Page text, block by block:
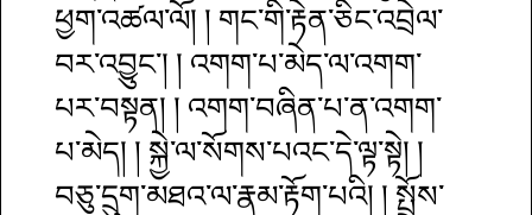
ཕྱག་འཚལ་ལོ། ། གང་གི་རྟེན་ཅིང་འབྲེལ་
བར་འབྱུང་། ། འགག་པ་མེད་ལ་འགག་
པར་བསྟན། ། འགག་བཞིན་པ་ན་འགག་
པ་མེད། ། སྐྱེ་ལ་སོགས་པའང་དེ་ལྟ་སྟེ། །
བཅུ་དྲུག་མཐའ་ལ་རྣམ་རྟོག་པའི། ། སྤྲོས་